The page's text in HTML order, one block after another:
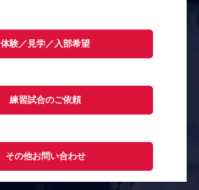
体験／見学／入部希望
練習試合のご依頼
その他お問い合わせ